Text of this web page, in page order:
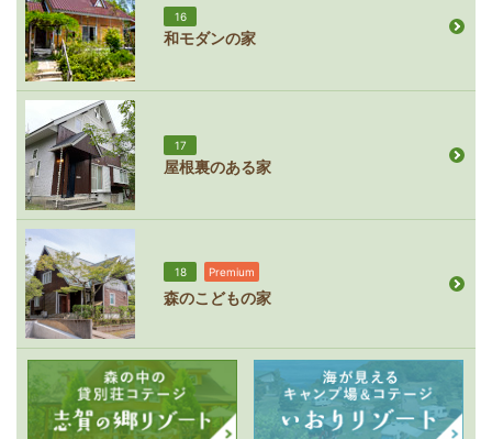
16
和モダンの家
17
屋根裏のある家
18 Premium
森のこどもの家